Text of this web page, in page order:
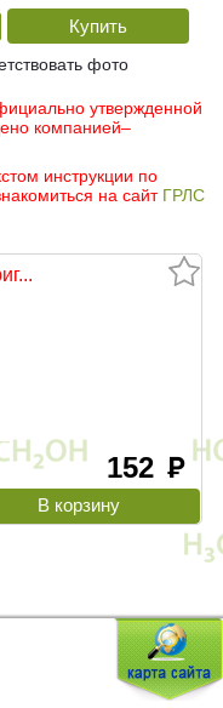
фото
утвержденной
компанией–
инструкции по
на сайт ГРЛС
152 руб